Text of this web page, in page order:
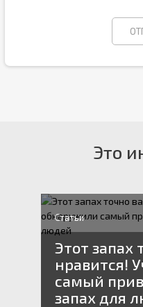
Это
Статьи
Этот запах
нравится!
самый
запах для